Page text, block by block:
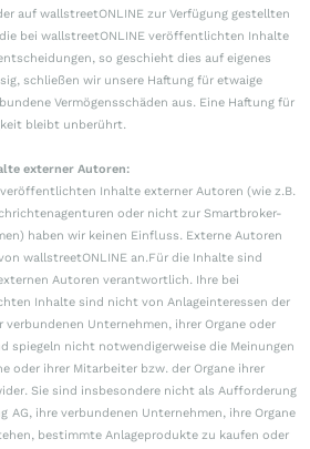
auf wallstreetONLINE zur Verfügung gestellten
bei wallstreetONLINE veröffentlichten Inhalte
so geschieht dies auf eigenes
schließen wir unsere Haftung für etwaige
Vermögensschäden aus. Eine Haftung für
bleibt unberührt.
externer Autoren:
Inhalte externer Autoren (wie z.B.
oder nicht zur Smartbroker-
haben wir keinen Einfluss. Externe Autoren
wallstreetONLINE an.Für die Inhalte sind
Autoren verantwortlich. Ihre bei
Inhalte sind nicht von Anlageinteressen der
verbundenen Unternehmen, ihrer Organe oder
spiegeln nicht notwendigerweise die Meinungen
oder ihrer Mitarbeiter bzw. der Organe ihrer
Sie sind insbesondere nicht als Aufforderung
AG, ihre verbundenen Unternehmen, ihre Organe
bestimmte Anlageprodukte zu kaufen oder